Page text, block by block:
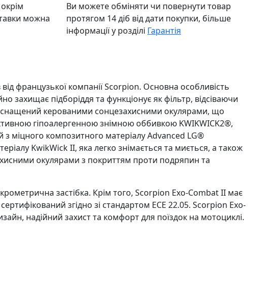
можна
Ви можете обміняти чи повернути товар
протягом 14 діб від дати покупки, більше
інформації у розділі Гарантія
французької компанії Scorpion. Основна особливість
підборіддя та функціонує як фільтр, відсіваючи
керованими сонцезахисними окулярами, що
гіпоалергенною знімною оббивкою KWIKWICK2®,
міцного композитного матеріалу Advanced LG®
KwikWick II, яка легко знімається та миється, а також
окулярами з покриттям проти подряпин та
застібка. Крім того, Scorpion Exo-Combat II має
згідно зі стандартом ECE 22.05. Scorpion Exo-
надійний захист та комфорт для поїздок на мотоциклі.